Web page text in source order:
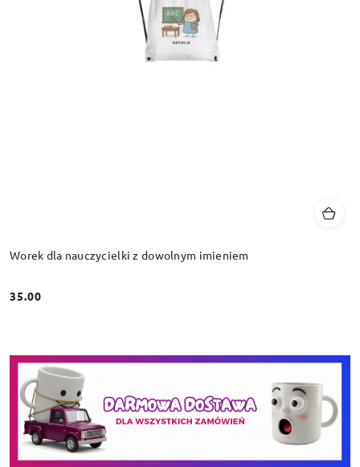
Worek dla nauczycielki z dowolnym imieniem
Cena:
35.00